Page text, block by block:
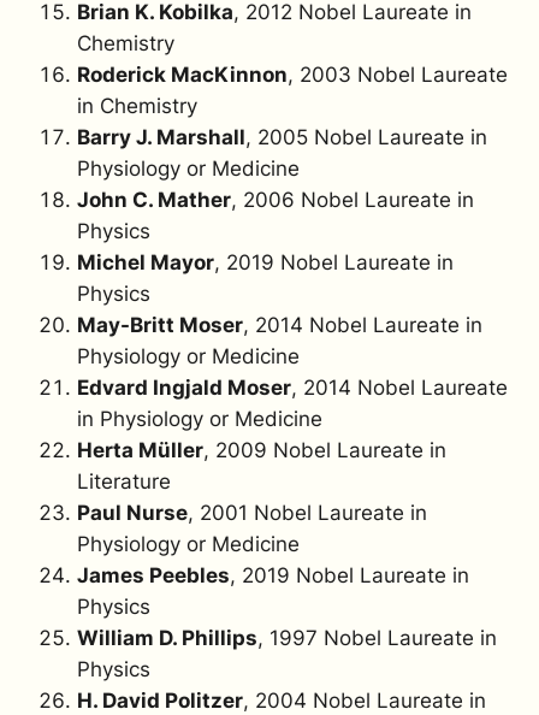
Brian K. Kobilka, 2012 Nobel Laureate in
Chemistry
Roderick MacKinnon, 2003 Nobel Laureate
in Chemistry
Barry J. Marshall, 2005 Nobel Laureate in
Physiology or Medicine
John C. Mather, 2006 Nobel Laureate in
Physics
Michel Mayor, 2019 Nobel Laureate in
Physics
May-Britt Moser, 2014 Nobel Laureate in
Physiology or Medicine
Edvard Ingjald Moser, 2014 Nobel Laureate
in Physiology or Medicine
Herta Müller, 2009 Nobel Laureate in
Literature
Paul Nurse, 2001 Nobel Laureate in
Physiology or Medicine
James Peebles, 2019 Nobel Laureate in
Physics
William D. Phillips, 1997 Nobel Laureate in
Physics
H. David Politzer, 2004 Nobel Laureate in